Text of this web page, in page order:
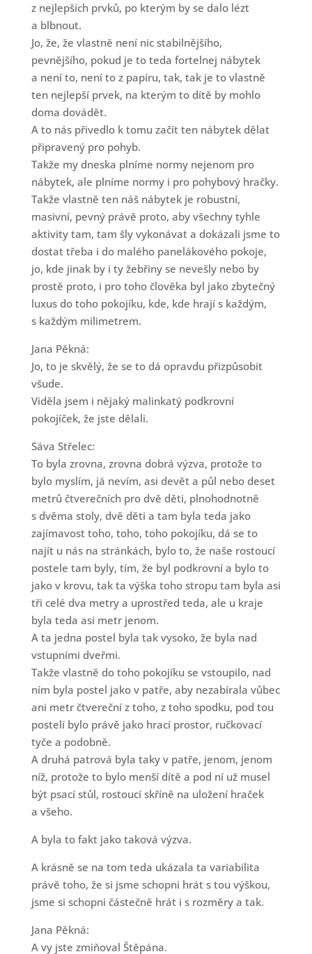
z nejlepších prvků, po kterým by se dalo lézt
a blbnout.
Jo, že, že vlastně není nic stabilnějšího,
pevnějšího, pokud je to teda fortelnej nábytek
a není to, není to z papíru, tak, tak je to vlastně
ten nejlepší prvek, na kterým to dítě by mohlo
doma dovádět.
A to nás přivedlo k tomu začít ten nábytek dělat
připravený pro pohyb.
Takže my dneska plníme normy nejenom pro
nábytek, ale plníme normy i pro pohybový hračky.
Takže vlastně ten náš nábytek je robustní,
masivní, pevný právě proto, aby všechny tyhle
aktivity tam, tam šly vykonávat a dokázali jsme to
dostat třeba i do malého panelákového pokoje,
jo, kde jinak by i ty žebřiny se nevešly nebo by
prostě proto, i pro toho člověka byl jako zbytečný
luxus do toho pokojíku, kde, kde hrají s každým,
s každým milimetrem.
Jana Pěkná:
Jo, to je skvělý, že se to dá opravdu přizpůsobit
všude.
Viděla jsem i nějaký malinkatý podkrovní
pokojíček, že jste dělali.
Sáva Střelec:
To byla zrovna, zrovna dobrá výzva, protože to
bylo myslím, já nevím, asi devět a půl nebo deset
metrů čtverečních pro dvě děti, plnohodnotně
s dvěma stoly, dvě děti a tam byla teda jako
zajímavost toho, toho, toho pokojíku, dá se to
najít u nás na stránkách, bylo to, že naše rostoucí
postele tam byly, tím, že byl podkrovní a bylo to
jako v krovu, tak ta výška toho stropu tam byla asi
tři celé dva metry a uprostřed teda, ale u kraje
byla teda asi metr jenom.
A ta jedna postel byla tak vysoko, že byla nad
vstupními dveřmi.
Takže vlastně do toho pokojíku se vstoupilo, nad
ním byla postel jako v patře, aby nezabírala vůbec
ani metr čtvereční z toho, z toho spodku, pod tou
postelí bylo právě jako hrací prostor, ručkovací
tyče a podobně.
A druhá patrová byla taky v patře, jenom, jenom
níž, protože to bylo menší dítě a pod ní už musel
být psací stůl, rostoucí skříně na uložení hraček
a všeho.
A byla to fakt jako taková výzva.
A krásně se na tom teda ukázala ta variabilita
právě toho, že si jsme schopni hrát s tou výškou,
jsme si schopni částečně hrát i s rozměry a tak.
Jana Pěkná:
A vy jste zmiňoval Štěpána.